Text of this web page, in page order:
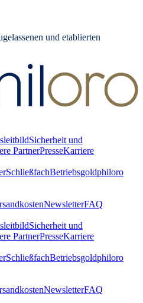
und etablierten
Sicherheit und
PartnerPresseKarriere
SchließfachBetriebsgoldphiloro
NewsletterFAQ
Sicherheit und
PartnerPresseKarriere
SchließfachBetriebsgoldphiloro
NewsletterFAQ